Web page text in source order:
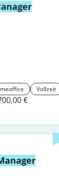
Vollzeit
€